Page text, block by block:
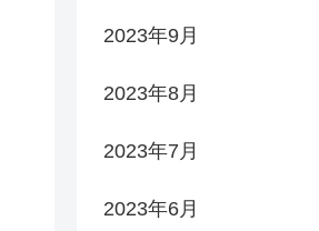
2023年9月
2023年8月
2023年7月
2023年6月